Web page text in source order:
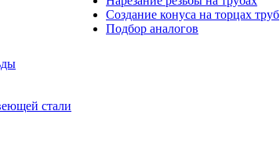
стали
Создание конуса на торцах труб
Подбор аналогов